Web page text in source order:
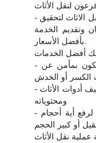
لنقل الأثاث
- نمتلك كوادر وكفاءات من المختصين في مجال نقل الاثاث لتحقيق
وتقديم الخدمة
- نفك و نغلف لك الاثاث بأحدث الأدوات حتى يكون بمأمن عن
الكسر أو الخدش
- نستعمل البلاستيك المزود بالفقاعات من أجل تغليف أدوات الأثاث
ومحتوياته
- نستعمل نحن شركة فرعون لنقل الأثاث أوناش لرفع أية أحجام
أو كبير الحجم